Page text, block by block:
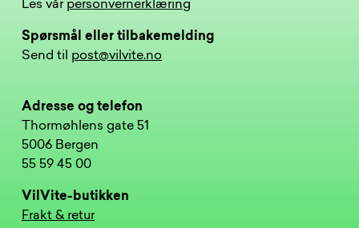
Les vår personvernerklæring
Spørsmål eller tilbakemelding
Send til post@vilvite.no
Adresse og telefon
Thormøhlens gate 51
5006 Bergen
55 59 45 00
VilVite-butikken
Frakt & retur